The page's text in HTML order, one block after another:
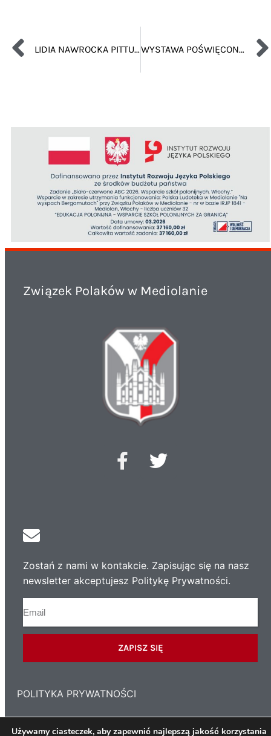
LIDIA NAWROCKA PITTURA E ARREDO – WERNISAŻ WYSTAWY MALARSTWA I DEKORACJI WNĘTRZ WYSTAWA POŚWIĘCONA JANUSZOWI KORCZAKOWI
Związek Polaków w Mediolanie
Zostań z nami w kontakcie. Zapisując się na nasz
newsletter akceptujesz Politykę Prywatności.
ZAPISZ SIĘ
POLITYKA PRYWATNOŚCI
Używamy ciasteczek, aby zapewnić najlepszą jakość korzystania